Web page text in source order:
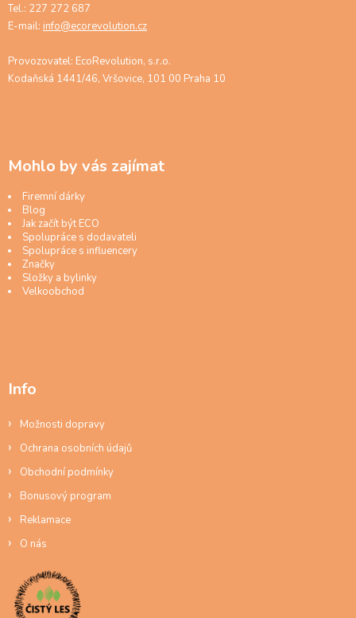
Tel.: 227 272 687
E-mail: info@ecorevolution.cz
Provozovatel: EcoRevolution, s.r.o.
Kodaňská 1441/46, Vršovice, 101 00 Praha 10
Mohlo by vás zajímat
Firemní dárky
Blog
Jak začít být ECO
Spolupráce s dodavateli
Spolupráce s influencery
Značky
Složky a bylinky
Velkoobchod
Info
Možnosti dopravy
Ochrana osobních údajů
Obchodní podmínky
Bonusový program
Reklamace
O nás